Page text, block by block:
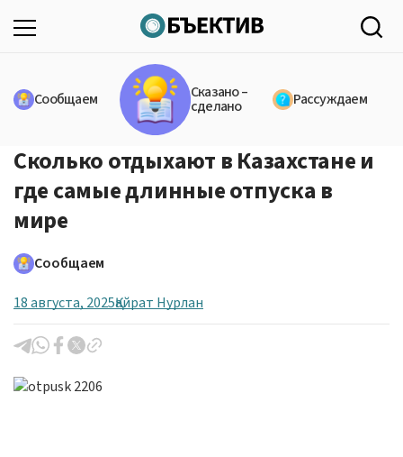
Сообщаем Сказано –
сделано Рассуждаем
Сколько отдыхают в Казахстане и
где самые длинные отпуска в
мире
Сообщаем
18 августа, 2025Қайрат Нурлан